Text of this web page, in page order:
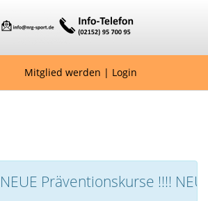
Mitglied werden | Login